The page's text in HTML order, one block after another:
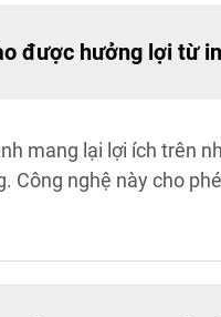
được hưởng lợi từ
mang lại lợi ích trên
Công nghệ này cho